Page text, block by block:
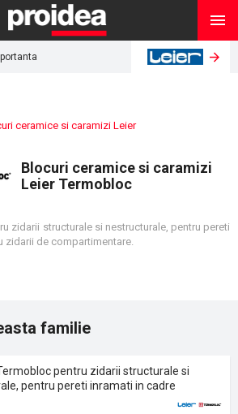
ceramice si caramizi Leier
Blocuri ceramice si caramizi
Leier Termobloc
zidarii structurale si nestructurale, pentru pereti
zidarii de compartimentare.
familie
pentru zidarii structurale si
pentru pereti inramati in cadre